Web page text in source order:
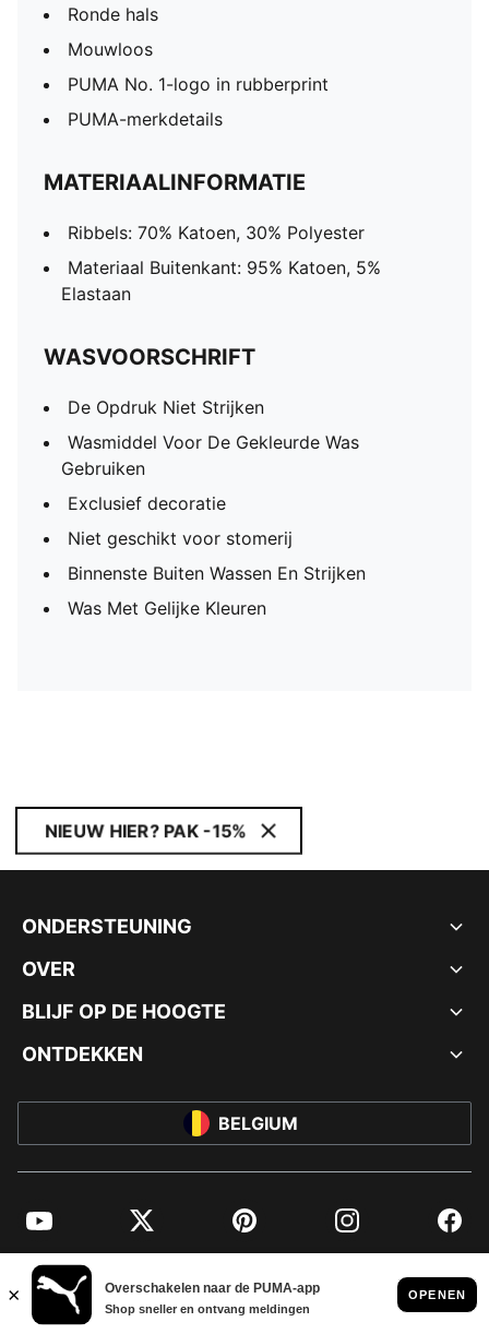
Ronde hals
Mouwloos
PUMA No. 1-logo in rubberprint
PUMA-merkdetails
MATERIAALINFORMATIE
Ribbels: 70% Katoen, 30% Polyester
Materiaal Buitenkant: 95% Katoen, 5%
Elastaan
WASVOORSCHRIFT
De Opdruk Niet Strijken
Wasmiddel Voor De Gekleurde Was
Gebruiken
Exclusief decoratie
Niet geschikt voor stomerij
Binnenste Buiten Wassen En Strijken
Was Met Gelijke Kleuren
NIEUW HIER? PAK -15%
ONDERSTEUNING
OVER
BLIJF OP DE HOOGTE
ONTDEKKEN
BELGIUM
YouTube Twitter Pinterest Instagram
© PUMA EUROPE GMBH, 2026. ALLE RECHTEN VOORBEHOUDEN
BEDRIJFSGEGEVENS EN JURIDISCHE GEGEVENS